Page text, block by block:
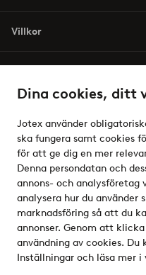
Dina cookies, ditt
Jotex använder
ska fungera samt cookies
för att ge dig en mer
Denna persondatan och
annons- och
analysera hur du använder
marknadsföring så att du
annonser. Genom att
användning av cookies. Du
Inställningar och läsa mer i
Villkor
Säkra betalningar -
Vill du veta mer
elpy